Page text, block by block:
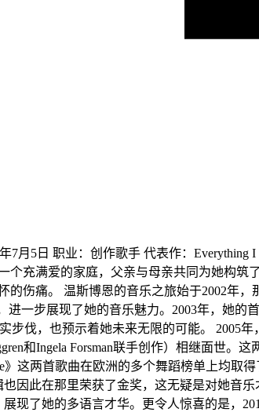
月5日 职业：创作歌手 代表作：Everything
充满爱的家庭，父亲与母亲共同为她构筑
伤痛。 温斯博恩的音乐之旅始于2002年，
一步展现了她的音乐魅力。2003年，她的
伐，也预示着她未来无限的可能。 2005
和Ingela Forsman联手创作）相继面世。
这两首歌曲在欧洲的多个舞蹈榜单上均取
因此在那里荣获了金奖，这无疑是对她音
现了她的多语言才华。更令人惊喜的是，